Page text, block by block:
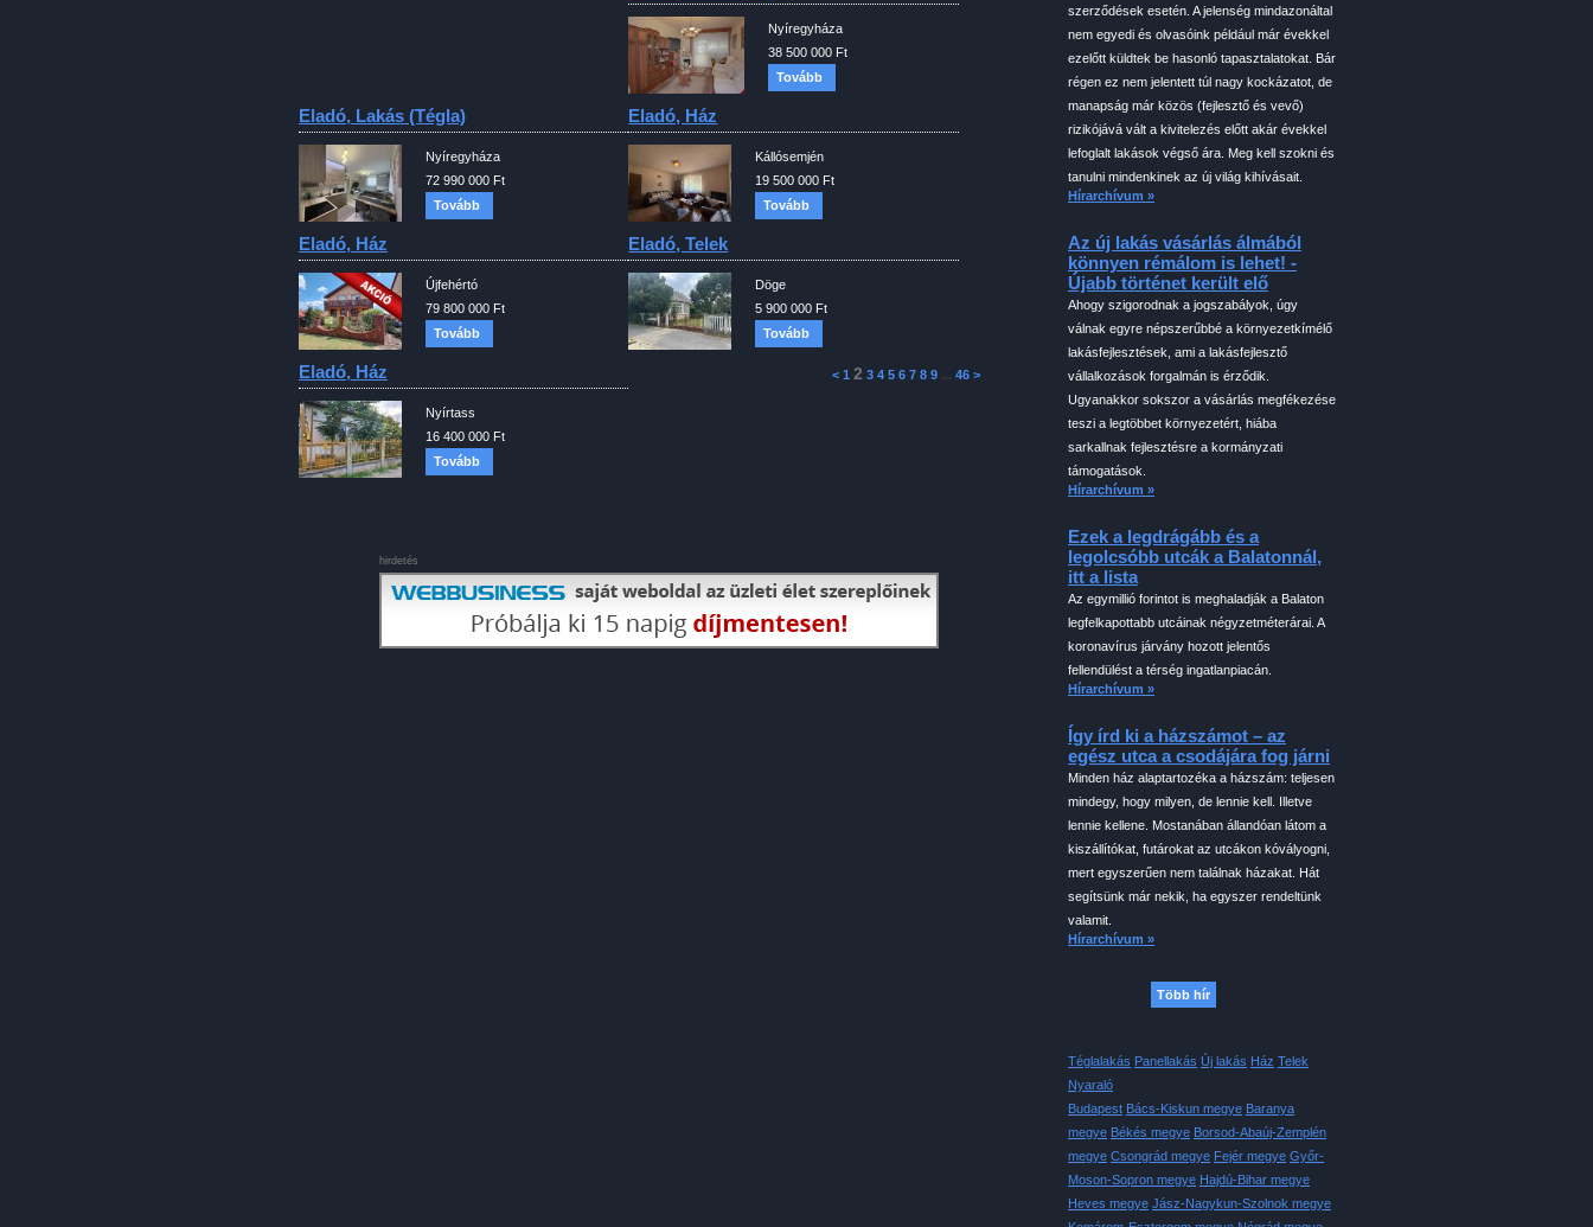
Nyíregyháza
38 500 000 Ft
Tovább
Eladó, Lakás (tégla)
Nyíregyháza
72 990 000 Ft
Tovább
Eladó, Ház
Kállósemjén
19 500 000 Ft
Tovább
Eladó, Ház
Újfehértó
79 800 000 Ft
Tovább
Eladó, Telek
Döge
5 900 000 Ft
Tovább
Eladó, Ház
Nyírtass
16 400 000 Ft
Tovább
< 1 2 3 4 5 6 7 8 9 ... 46 >
hirdetés
szerződések esetén. A jelenség mindazonáltal
nem egyedi és olvasóink például már évekkel
ezelőtt küldtek be hasonló tapasztalatokat. Bár
régen ez nem jelentett túl nagy kockázatot, de
manapság már közös (fejlesztő és vevő)
rizikójává vált a kivitelezés előtt akár évekkel
lefoglalt lakások végső ára. Meg kell szokni és
tanulni mindenkinek az új világ kihívásait.
Hírarchívum »
Az új lakás vásárlás álmából
könnyen rémálom is lehet! -
Újabb történet került elő
Ahogy szigorodnak a jogszabályok, úgy
válnak egyre népszerűbbé a környezetkímélő
lakásfejlesztések, ami a lakásfejlesztő
vállalkozások forgalmán is érződik.
Ugyanakkor sokszor a vásárlás megfékezése
teszi a legtöbbet környezetért, hiába
sarkallnak fejlesztésre a kormányzati
támogatások.
Hírarchívum »
Ezek a legdrágább és a
legolcsóbb utcák a Balatonnál,
itt a lista
Az egymillió forintot is meghaladják a Balaton
legfelkapottabb utcáinak négyzetméterárai. A
koronavírus járvány hozott jelentős
fellendülést a térség ingatlanpiacán.
Hírarchívum »
Így írd ki a házszámot – az
egész utca a csodájára fog járni
Minden ház alaptartozéka a házszám: teljesen
mindegy, hogy milyen, de lennie kell. Illetve
lennie kellene. Mostanában állandóan látom a
kiszállítókat, futárokat az utcákon kóvályogni,
mert egyszerűen nem találnak házakat. Hát
segítsünk már nekik, ha egyszer rendeltünk
valamit.
Hírarchívum »
Több hír
Téglalakás Panellakás Új lakás Ház Telek
Nyaraló
Budapest Bács-Kiskun megye Baranya
megye Békés megye Borsod-Abaúj-Zemplén
megye Csongrád megye Fejér megye Győr-
Moson-Sopron megye Hajdú-Bihar megye
Heves megye Jász-Nagykun-Szolnok megye